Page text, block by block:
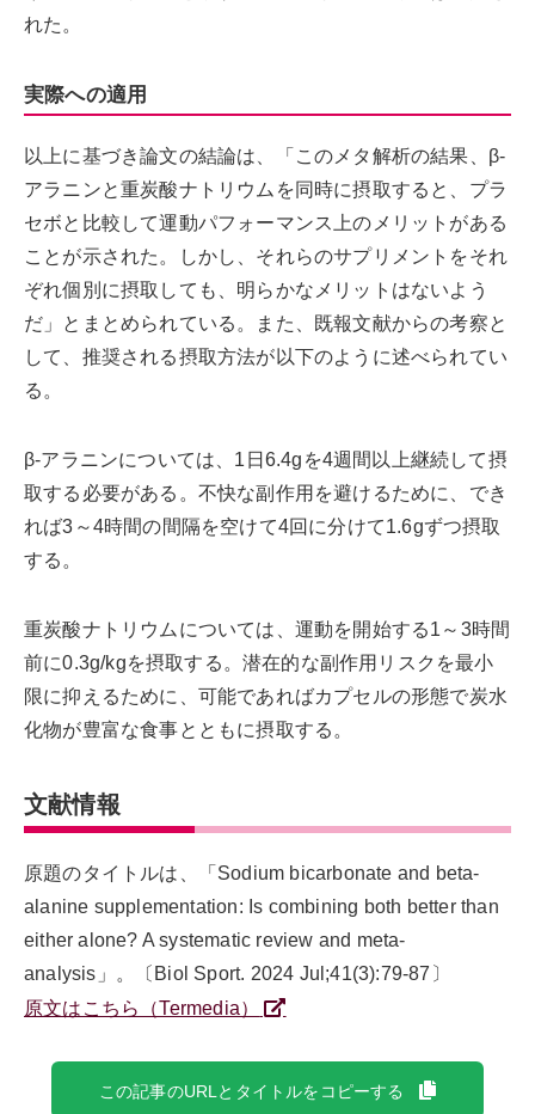
れた。
実際への適用
以上に基づき論文の結論は、「このメタ解析の結果、β-
アラニンと重炭酸ナトリウムを同時に摂取すると、プラ
セボと比較して運動パフォーマンス上のメリットがある
ことが示された。しかし、それらのサプリメントをそれ
ぞれ個別に摂取しても、明らかなメリットはないよう
だ」とまとめられている。また、既報文献からの考察と
して、推奨される摂取方法が以下のように述べられてい
る。
β-アラニンについては、1日6.4gを4週間以上継続して摂
取する必要がある。不快な副作用を避けるために、でき
れば3～4時間の間隔を空けて4回に分けて1.6gずつ摂取
する。
重炭酸ナトリウムについては、運動を開始する1～3時間
前に0.3g/kgを摂取する。潜在的な副作用リスクを最小
限に抑えるために、可能であればカプセルの形態で炭水
化物が豊富な食事とともに摂取する。
文献情報
原題のタイトルは、「Sodium bicarbonate and beta-
alanine supplementation: Is combining both better than
either alone? A systematic review and meta-
analysis」。〔Biol Sport. 2024 Jul;41(3):79-87〕
原文はこちら（Termedia）
この記事のURLとタイトルをコピーする